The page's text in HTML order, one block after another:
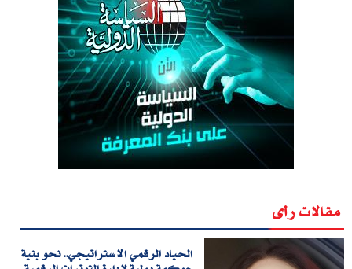
مقالات رأى
الحياد الرقمي الاستراتيجي.. نحو بنية